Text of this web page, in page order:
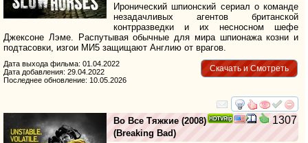
Иронический шпионский сериал о команде
незадачливых агентов британской
контрразведки и их несносном шефе
Джексоне Лэме. Распутывая обычные для мира шпионажа козни и
подтасовки, изгои МИ5 защищают Англию от врагов.
Скачать и Смотреть
Дата выхода фильма: 01.04.2022
Дата добавления: 29.04.2022
Последнее обновление: 10.05.2026
смотреть
1307
Во Все Тяжкие (2008)
(Breaking Bad)